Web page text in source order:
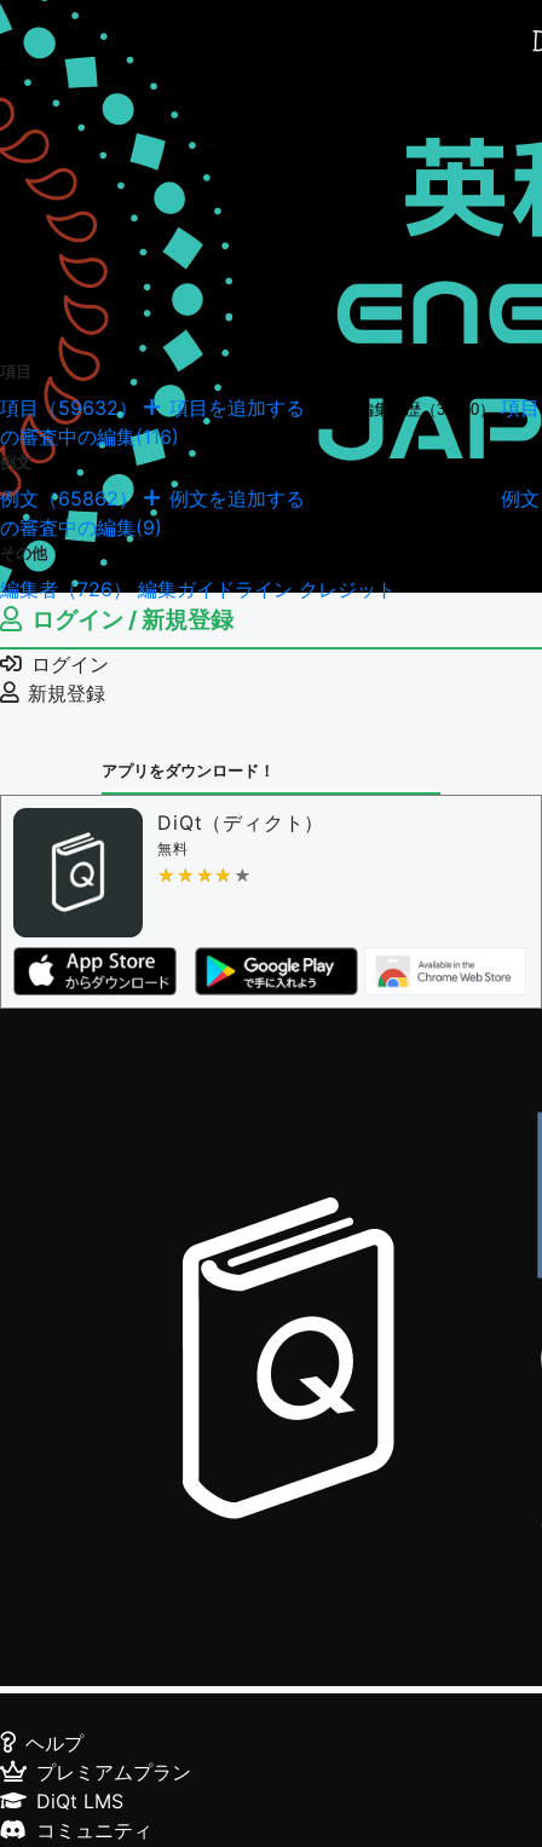
項目
項目（59632） 項目を追加する 項目の編集履歴（34950） 項目
の審査中の編集(116)
例文
例文（65862） 例文を追加する
例文
の審査中の編集(9)
その他
編集者（726）編集ガイドラインクレジット
ログイン / 新規登録
ログイン
新規登録
アプリをダウンロード！
DiQt（ディクト）
無料
★★★★★
★★★★★
ヘルプ
プレミアムプラン
DiQt LMS
コミュニティ